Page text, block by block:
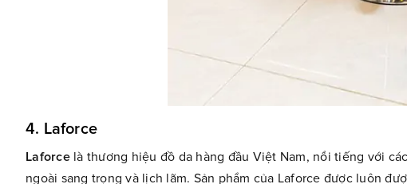
4. Laforce
Laforce là thương hiệu đồ da hàng đầu Việt Nam, nổi tiếng với
ngoài sang trọng và lịch lãm. Sản phẩm của Laforce được luôn